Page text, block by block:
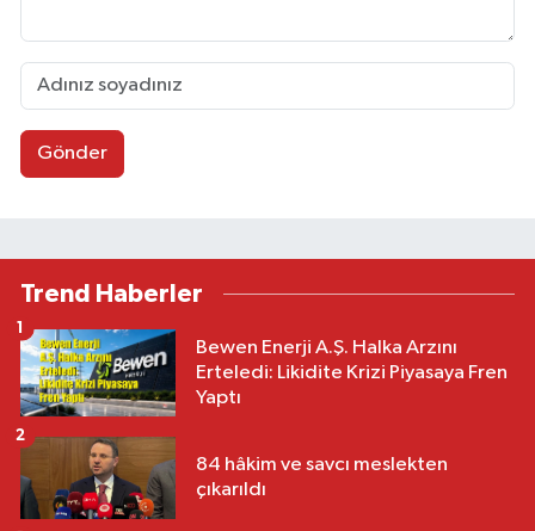
Gönder
Trend Haberler
Bewen Enerji A.Ş. Halka Arzını
Erteledi: Likidite Krizi Piyasaya Fren
Yaptı
1
84 hâkim ve savcı meslekten
çıkarıldı
2